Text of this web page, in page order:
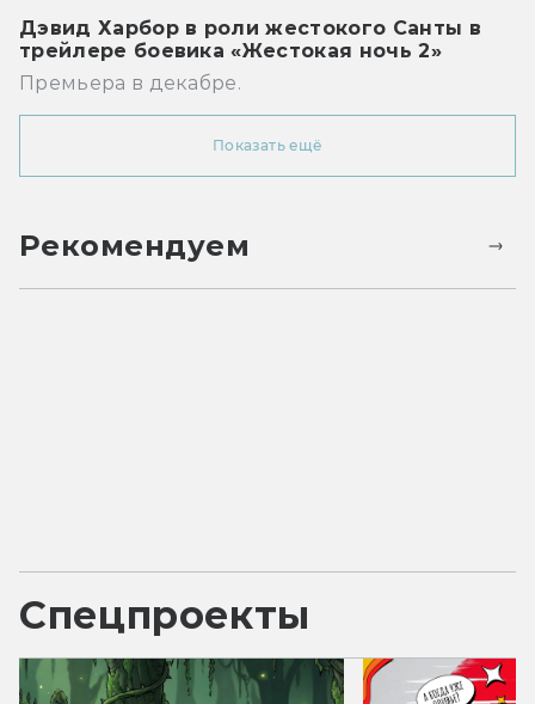
Дэвид Харбор в роли жестокого Санты в
трейлере боевика «Жестокая ночь 2»
Премьера в декабре.
Показать ещё
Рекомендуем
Спецпроекты